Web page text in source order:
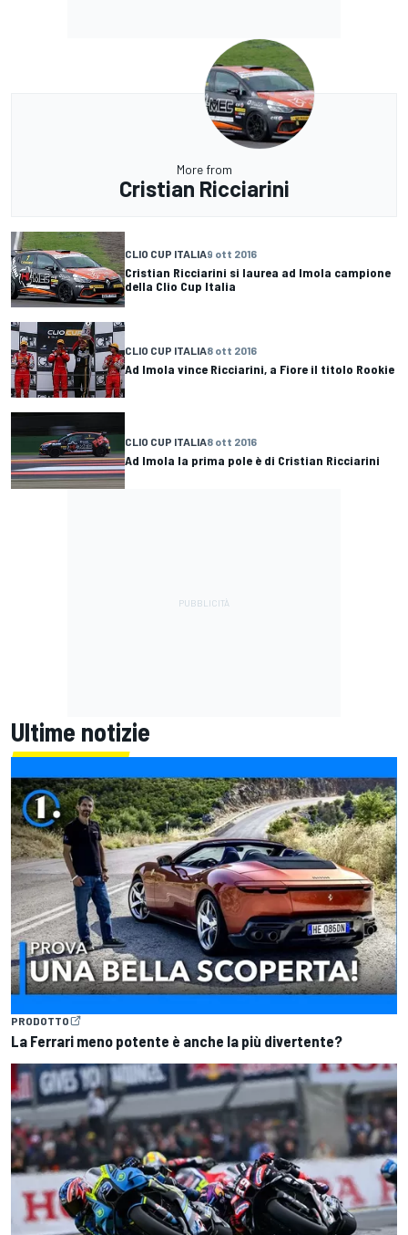
More from
Cristian Ricciarini
CLIO CUP ITALIA9 ott 2016
Cristian Ricciarini si laurea ad Imola campione
della Clio Cup Italia
CLIO CUP ITALIA8 ott 2016
Ad Imola vince Ricciarini, a Fiore il titolo Rookie
CLIO CUP ITALIA8 ott 2016
Ad Imola la prima pole è di Cristian Ricciarini
Ultime notizie
PRODOTTO
La Ferrari meno potente è anche la più divertente?